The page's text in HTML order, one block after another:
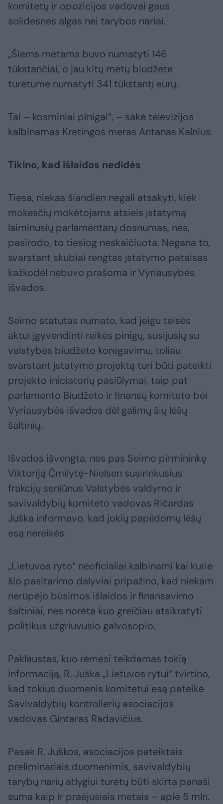
komitetų ir opozicijos vadovai gaus
solidesnes algas nei tarybos nariai.
„Šiems metams buvo numatyti 146
tūkstančiai, o jau kitų metų biudžete
turėtume numatyti 341 tūkstantį eurų.
Tai – kosminiai pinigai“, – sakė televizijos
kalbinamas Kretingos meras Antanas Kalnius.
Tikino, kad išlaidos nedidės
Tiesa, niekas šiandien negali atsakyti, kiek
mokesčių mokėtojams atsieis įstatymą
laiminusių parlamentarų dosnumas, nes,
pasirodo, to tiesiog neskaičiuota. Negana to,
svarstant skubiai rengtas įstatymo pataisas
kažkodėl nebuvo prašoma ir Vyriausybės
išvados.
Seimo statutas numato, kad jeigu teisės
aktui įgyvendinti reikės pinigų, susijusių su
valstybės biudžeto koregavimu, toliau
svarstant įstatymo projektą turi būti pateikti
projekto iniciatorių pasiūlymai, taip pat
parlamento Biudžeto ir finansų komiteto bei
Vyriausybės išvados dėl galimų šių lėšų
šaltinių.
Išvados išvengta, nes pas Seimo pirmininkę
Viktoriją Čmilytę-Nielsen susirinkusius
frakcijų seniūnus Valstybės valdymo ir
savivaldybių komiteto vadovas Ričardas
Juška informavo, kad jokių papildomų lėšų
esą nereikės.
„Lietuvos ryto“ neoficialiai kalbinami kai kurie
šio pasitarimo dalyviai pripažino, kad niekam
nerūpėjo būsimos išlaidos ir finansavimo
šaltiniai, nes norėta kuo greičiau atsikratyti
politikus užgriuvusio galvosopio.
Paklaustas, kuo rėmėsi teikdamas tokią
informaciją, R. Juška „Lietuvos rytui“ tvirtino,
kad tokius duomenis komitetui esą pateikė
Savivaldybių kontrolierių asociacijos
vadovas Gintaras Radavičius.
Pasak R. Juškos, asociacijos pateiktais
preliminariais duomenimis, savivaldybių
tarybų narių atlygiui turėtų būti skirta panaši
suma kaip ir praėjusiais metais – apie 5 mln.